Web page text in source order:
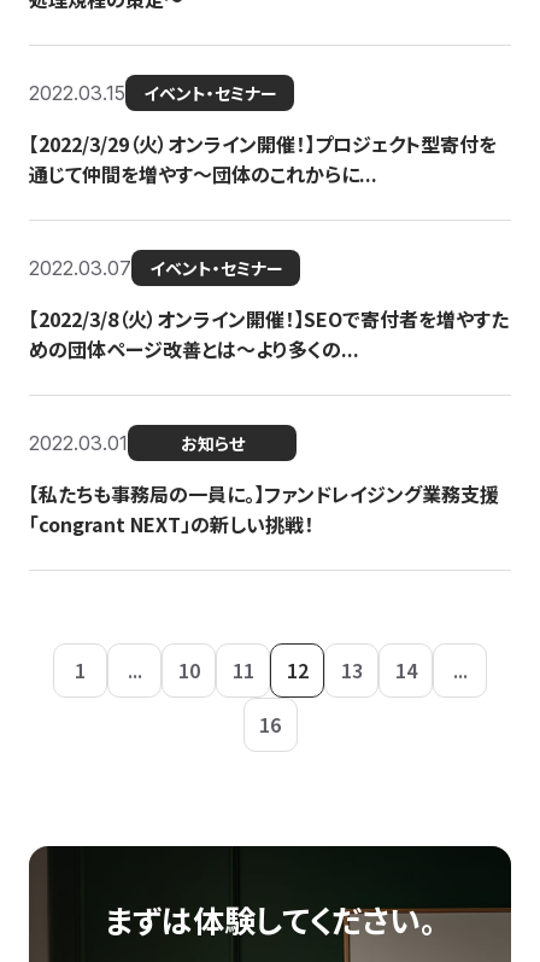
2022.03.15 イベント・セミナー
【2022/3/29（火）オンライン開催！】プロジェクト型寄付を
通じて仲間を増やす～団体のこれからに...
2022.03.07 イベント・セミナー
【2022/3/8（火）オンライン開催！】SEOで寄付者を増やすた
めの団体ページ改善とは～より多くの...
2022.03.01 お知らせ
【私たちも事務局の一員に。】ファンドレイジング業務支援
「congrant NEXT」の新しい挑戦！
1 ... 10 11 12 13 14
...
16
まずは体験してください。